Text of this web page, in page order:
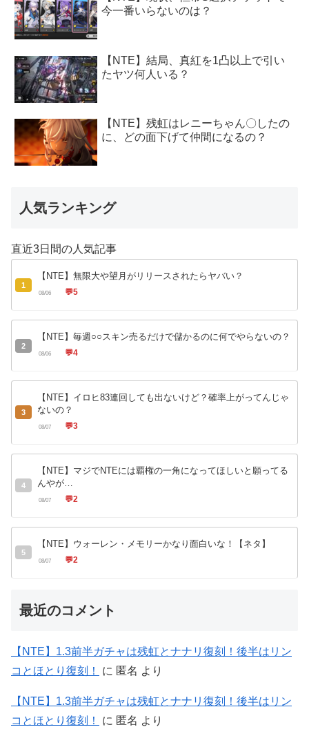
今一番いらないのは？
【NTE】結局、真紅を1凸以上で引い
たヤツ何人いる？
【NTE】残虹はレニーちゃん〇したの
に、どの面下げて仲間になるの？
人気ランキング
直近3日間の人気記事
1
【NTE】無限大や望月がリリースされたらヤバい？
08/06 💬5
2
【NTE】毎週○○スキン売るだけで儲かるのに何でやらないの？
08/06 💬4
3
【NTE】イロヒ83連回しても出ないけど？確率上がってんじゃ
ないの？
08/07 💬3
4
【NTE】マジでNTEには覇権の一角になってほしいと願ってる
んやが…
08/07 💬2
5
【NTE】ウォーレン・メモリーかなり面白いな！【ネタ】
08/07 💬2
最近のコメント
【NTE】1.3前半ガチャは残虹とナナリ復刻！後半はリン
コとほとり復刻！
に 匿名 より
【NTE】1.3前半ガチャは残虹とナナリ復刻！後半はリン
コとほとり復刻！
に 匿名 より